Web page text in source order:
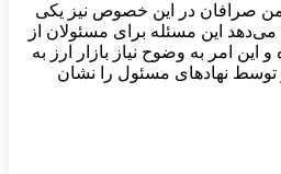
صرافان در این خصوص نیز یکی
این مسئله برای مسئولان از
این امر به وضوح نیاز بازار ارز به
نهادهای مسئول را نشان